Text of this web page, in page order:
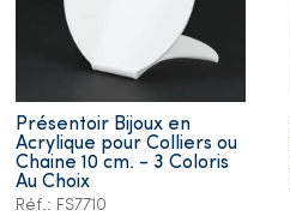
Présentoir Bijoux en
Acrylique pour Colliers ou
Chaine 10 cm. - 3 Coloris
Au Choix
Réf.: FS7710